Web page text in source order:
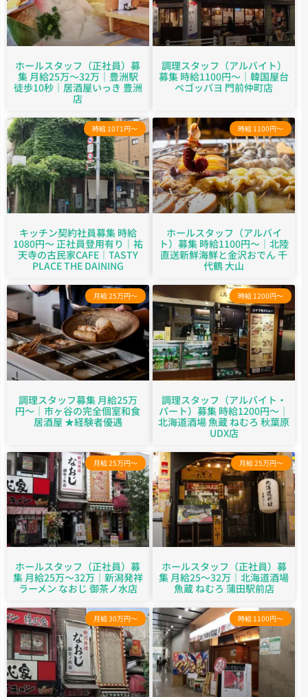
ホールスタッフ（正社員）募
集 月給25万～32万｜豊洲駅
徒歩10秒｜居酒屋いっき 豊洲
店
調理スタッフ（アルバイト）
募集 時給1100円～｜韓国屋台
ペゴッパヨ 門前仲町店
時給 1071円～
キッチン契約社員募集 時給
1080円～ 正社員登用有り｜祐
天寺の古民家CAFE｜TASTY
PLACE THE DAINING
時給 1100円～
ホールスタッフ（アルバイ
ト）募集 時給1100円～｜北陸
直送新鮮海鮮と金沢おでん 千
代鶴 大山
月給 25万円～
調理スタッフ募集 月給25万
円〜｜市ヶ谷の完全個室和食
居酒屋 ★経験者優遇
時給 1200円～
調理スタッフ（アルバイト・
パート）募集 時給1200円～｜
北海道酒場 魚蔵 ねむろ 秋葉原
UDX店
月給 25万円～
ホールスタッフ（正社員）募
集 月給25万～32万｜新潟発祥
ラーメン なおじ 御茶ノ水店
月給 25万円～
ホールスタッフ（正社員）募
集 月給25～32万｜北海道酒場
魚蔵 ねむろ 蒲田駅前店
月給 30万円～ 時給 1100円～